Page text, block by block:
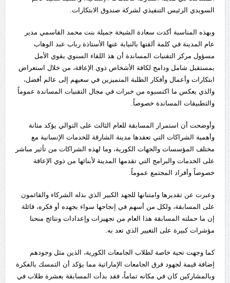
السويدي الرئيس التنفيذي لشركة صندوق الابتكارات.
وبهذه المناسبة أكدت سعادة الشيخة جميلة بنت محمد القاسمي مدير
عام المدينة في كلمة ألقتها بالنيابة عنها الأستاذة رباب عبد الوهاب
مسؤول مركز التقنيات المساندة أن هذ اللقاء السنوي يقوي الأمل
بمستقبل شامل ودامج لكافة الأشخاص ذوي الإعاقة، من خلال استعراض
ابتكارات وأعمال وأفكار الطلبة المتميزين في سعيهم إلى عالم أفضل،
والذي يعكس ما اكتسبوه من خبرات في مجال التقنيات المساندة عموماً
والتطبيقات المساندة خصوصاً.
وأوضحت أن استمرار المسابقة للعام الثالث على التوالي يؤكد متانة
وأهمية الشراكات التي تعقدها مدينة الشارقة للخدمات الإنسانية مع
مختلف المؤسسات والجهات الكورية، وما لهذه الشراكات من تأثير مباشر
على الخدمات والبرامج التي تقدمها المدينة لأبنائها من ذوي الإعاقة
خصوصاً وأفراد المجتمع عموماً.
وعبرت عن تقديرها وامتنانها للجهد الكبير الذي بذله الشركاء والقائمون
على المسابقة، ولكل من أسهم في إنجاحها سواء بجهده أو فكره، قائلة
إن ما حملته المسابقة هذا العام من تجهيزات وإعدادات ونتائج منحنا
مؤشرات كبيرة على التغيير الذي تعد به.
كما وجهت تحية خاصة لطلاب الجامعات الكورية، الذين مثل وجودهم
إضافة قيمة لجهود فرق الجامعات الإماراتية مما يؤكد أن التمسك بالفكرة
وبالمشاركين كان في مكانه تماماً، فقد بدأت المسابقة بعشرة طلاب في